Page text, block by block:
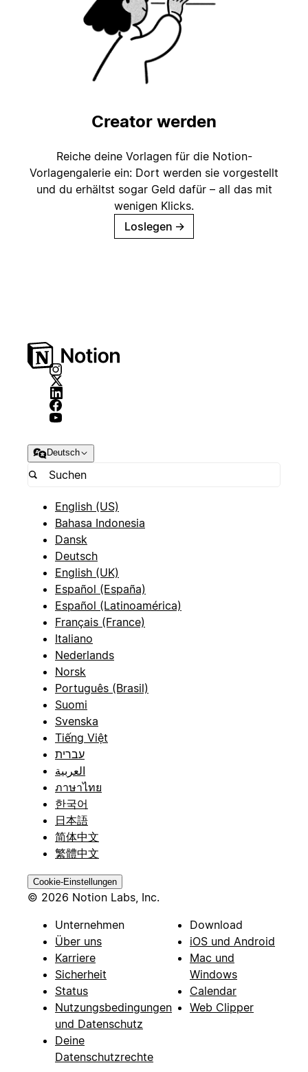
Creator werden
Reiche deine Vorlagen für die Notion-
Vorlagengalerie ein: Dort werden sie vorgestellt
und du erhältst sogar Geld dafür – all das mit
wenigen Klicks.
Loslegen →
Deutsch
English (US)
Bahasa Indonesia
Dansk
Deutsch
English (UK)
Español (España)
Español (Latinoamérica)
Français (France)
Italiano
Nederlands
Norsk
Português (Brasil)
Suomi
Svenska
Tiếng Việt
עברית
العربية
ภาษาไทย
한국어
日本語
简体中文
繁體中文
Cookie-Einstellungen
© 2026 Notion Labs, Inc.
Unternehmen
Über uns
Karriere
Sicherheit
Status
Nutzungsbedingungen
und Datenschutz
Deine
Datenschutzrechte
Download
iOS und Android
Mac und
Windows
Calendar
Web Clipper